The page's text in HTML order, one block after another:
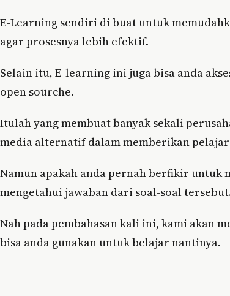
E-Learning sendiri di buat untuk
agar prosesnya lebih efektif.
Selain itu, E-learning ini juga bisa anda
open sourche.
Itulah yang membuat banyak sekali
media alternatif dalam memberikan
Namun apakah anda pernah berfikir untuk
mengetahui jawaban dari soal-soal
Nah pada pembahasan kali ini, kami akan
bisa anda gunakan untuk belajar nantinya.